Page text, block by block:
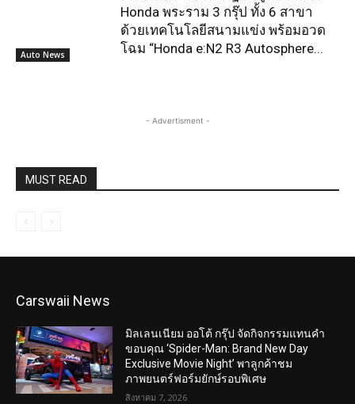
Carswaii News
มิลเลนเนียม ออโต้ กรุ๊ป จัดกิจกรรมแทนคำ
ขอบคุณ ‘Spider-Man: Brand New Day
Exclusive Movie Night’ พาลูกค้าชม
ภาพยนตร์ฟอร์มยักษ์รอบพิเศษ
สิงหาคม 7, 2026